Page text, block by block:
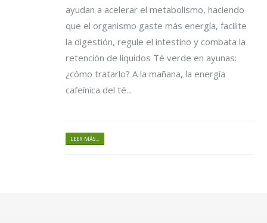
ayudan a acelerar el metabolismo, haciendo
que el organismo gaste más energía, facilite
la digestión, regule el intestino y combata la
retención de líquidos Té verde en ayunas:
¿cómo tratarlo? A la mañana, la energía
cafeínica del té...
LEER MÁS...